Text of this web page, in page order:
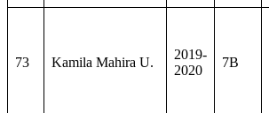
73 Kamila Mahira U.
2019-
2020
7B